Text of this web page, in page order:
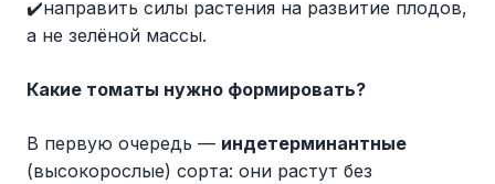
✔️направить силы растения на развитие плодов,
а не зелёной массы.
Какие томаты нужно формировать?
В первую очередь — индетерминантные
(высокорослые) сорта: они растут без